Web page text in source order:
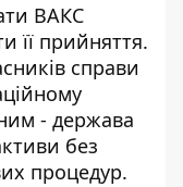
ВАКС
її прийняття.
справи
- держава
без
процедур.